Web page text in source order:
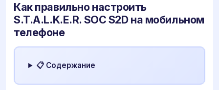
Как правильно настроить
S.T.A.L.K.E.R. SOC S2D на мобильном
телефоне
📋 Содержание